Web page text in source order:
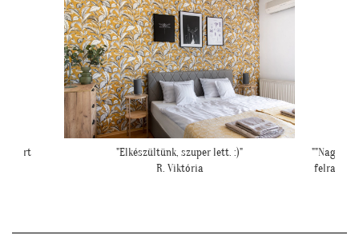
""Nagyon köszönjük a telefonos segítséget a tapéta
felrakásához, először tapétáztunk, és nagyon szép